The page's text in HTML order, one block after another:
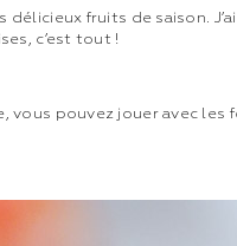
fruits de saison.
c’est tout !
vous pouvez jouer avec